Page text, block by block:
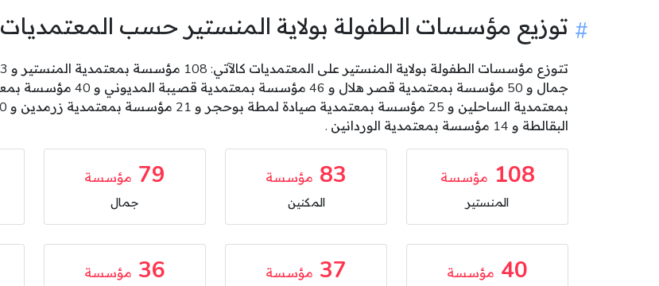
توزيع مؤسسات الطفولة بولاية المنستير حسب المعتمديات
البقالطة و 14 مؤسسة بمعتمدية الوردانين .
108 مؤسسة
المنستير
83 مؤسسة
المكنين
79 مؤسسة
جمال
40 مؤسسة 37 مؤسسة 36 مؤسسة